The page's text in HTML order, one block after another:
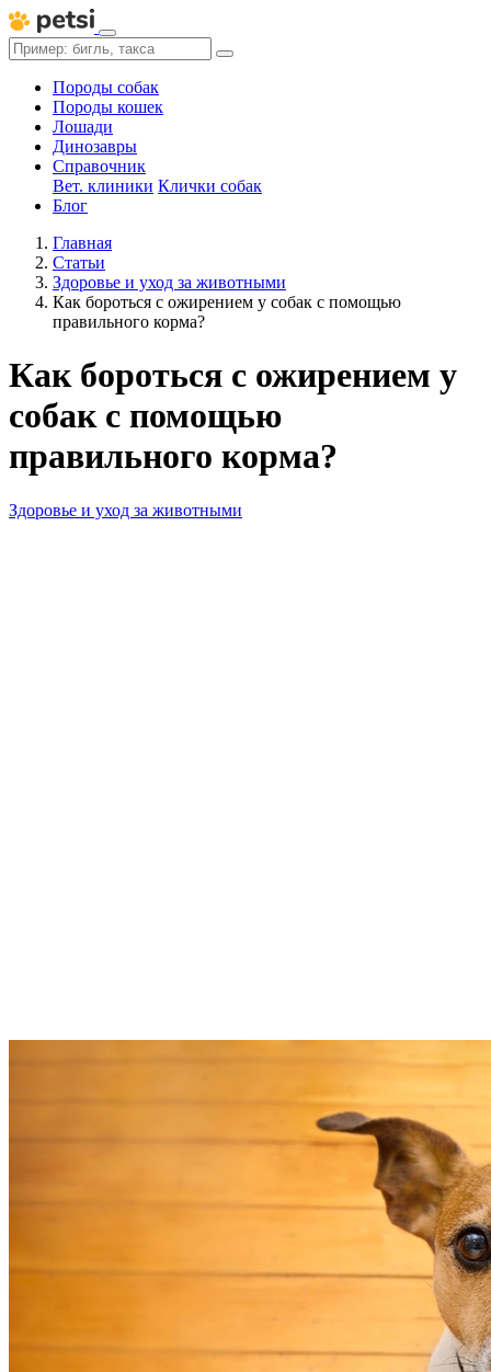
Породы собак
Породы кошек
Лошади
Динозавры
Справочник
Вет. клиники Клички собак
Блог
Главная
Статьи
Здоровье и уход за животными
Как бороться с ожирением у собак с помощью
правильного корма?
Как бороться с ожирением у
собак с помощью
правильного корма?
Здоровье и уход за животными